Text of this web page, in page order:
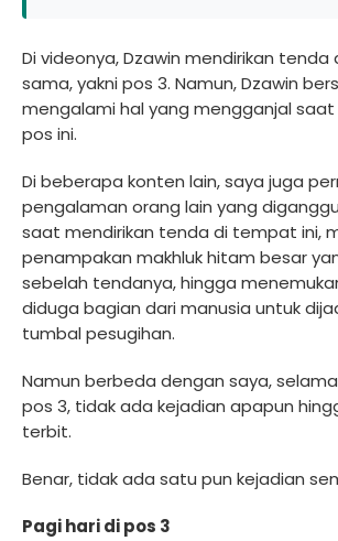
Di videonya, Dzawin mendirikan tenda
sama, yakni pos 3. Namun, Dzawin
mengalami hal yang mengganjal
pos ini.
Di beberapa konten lain, saya juga
pengalaman orang lain yang
saat mendirikan tenda di tempat ini,
penampakan makhluk hitam besar
sebelah tendanya, hingga
diduga bagian dari manusia untuk
tumbal pesugihan.
Namun berbeda dengan saya,
pos 3, tidak ada kejadian apapun
terbit.
Benar, tidak ada satu pun kejadian
Pagi hari di pos 3